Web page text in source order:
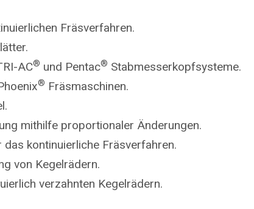
Fräsverfahren.
AC® und Pentac® Stabmesserkopfsysteme.
® Fräsmaschinen.
mithilfe proportionaler Änderungen.
kontinuierliche Fräsverfahren.
von Kegelrädern.
verzahnten Kegelrädern.